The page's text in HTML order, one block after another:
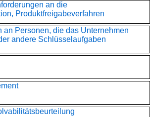
an die
Produktfreigabeverfahren
an Personen, die das Unternehmen
andere Schlüsselaufgaben